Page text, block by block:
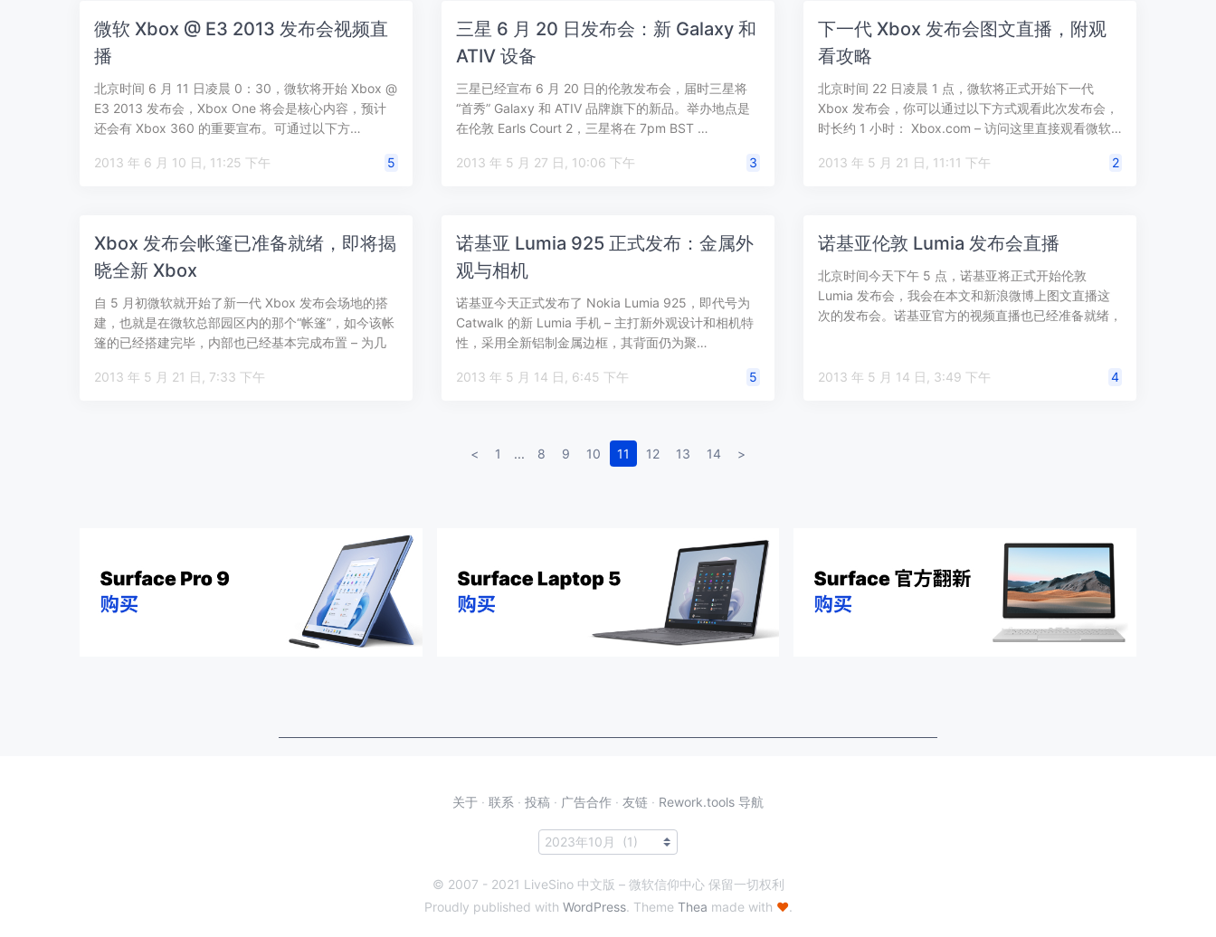
微软 Xbox @ E3 2013 发布会视频直
播
北京时间 6 月 11 日凌晨 0：30，微软将开始 Xbox @
E3 2013 发布会，Xbox One 将会是核心内容，预计
还会有 Xbox 360 的重要宣布。可通过以下方…
2013 年 6 月 10 日, 11:25 下午 5
三星 6 月 20 日发布会：新 Galaxy 和
ATIV 设备
三星已经宣布 6 月 20 日的伦敦发布会，届时三星将
“首秀” Galaxy 和 ATIV 品牌旗下的新品。举办地点是
在伦敦 Earls Court 2，三星将在 7pm BST …
2013 年 5 月 27 日, 10:06 下午 3
下一代 Xbox 发布会图文直播，附观
看攻略
北京时间 22 日凌晨 1 点，微软将正式开始下一代
Xbox 发布会，你可以通过以下方式观看此次发布会，
时长约 1 小时： Xbox.com – 访问这里直接观看微软…
2013 年 5 月 21 日, 11:11 下午 2
Xbox 发布会帐篷已准备就绪，即将揭
晓全新 Xbox
自 5 月初微软就开始了新一代 Xbox 发布会场地的搭
建，也就是在微软总部园区内的那个“帐篷”，如今该帐
篷的已经搭建完毕，内部也已经基本完成布置 – 为几
2013 年 5 月 21 日, 7:33 下午
诺基亚 Lumia 925 正式发布：金属外
观与相机
诺基亚今天正式发布了 Nokia Lumia 925，即代号为
Catwalk 的新 Lumia 手机 – 主打新外观设计和相机特
性，采用全新铝制金属边框，其背面仍为聚…
2013 年 5 月 14 日, 6:45 下午 5
诺基亚伦敦 Lumia 发布会直播
北京时间今天下午 5 点，诺基亚将正式开始伦敦
Lumia 发布会，我会在本文和新浪微博上图文直播这
次的发布会。诺基亚官方的视频直播也已经准备就绪，
2013 年 5 月 14 日, 3:49 下午 4
< 1 ... 8 9 10 11 12 13 14 >
关于 · 联系 · 投稿 · 广告合作 · 友链 · Rework.tools 导航
© 2007 - 2021 LiveSino 中文版 – 微软信仰中心 保留一切权利
Proudly published with WordPress. Theme Thea made with ♥.